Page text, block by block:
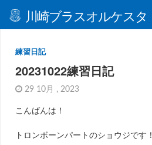
川崎ブラスオルケスタ
練習日記
20231022練習日記
29 10月 , 2023
こんばんは！
トロンボーンパートのショウジです！